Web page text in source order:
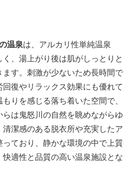
温泉は、アルカリ性単純温泉
、湯上がり後は肌がしっとりと
す。刺激が少ないため長時間で
回復やリラックス効果にも優れて
りを感じる落ち着いた空間で、
は鬼怒川の自然を眺めながらゆ
潔感のある脱衣所や充実したア
っており、静かな環境の中で上質
適性と品質の高い温泉施設とな